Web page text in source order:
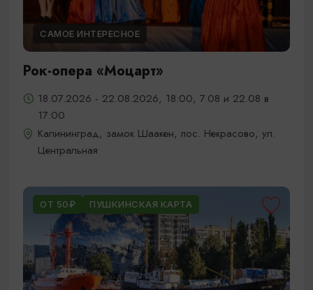
САМОЕ ИНТЕРЕСНОЕ
Рок-опера «Моцарт»
18.07.2026 - 22.08.2026, 18:00, 7.08 и 22.08 в
17:00
Калининград, замок Шаакен, пос. Некрасово, ул.
Центральная
ОТ 50₽ ПУШКИНСКАЯ КАРТА